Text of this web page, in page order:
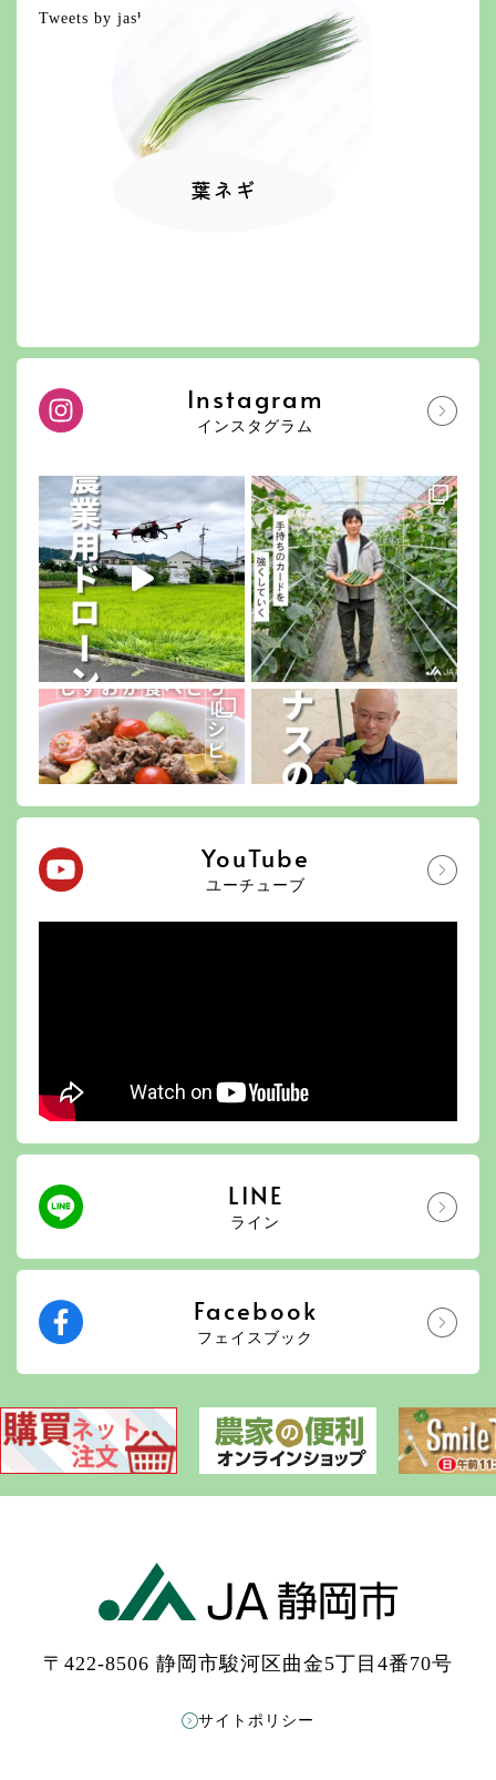
葉ネギ
Tweets by jashizuokashi
Instagram
インスタグラム
YouTube
ユーチューブ
LINE
ライン
Facebook
フェイスブック
〒422-8506 静岡市駿河区曲金5丁目4番70号
サイトポリシー